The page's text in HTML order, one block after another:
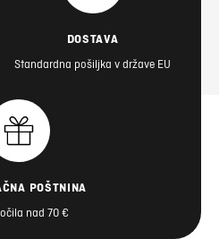
DOSTAVA
Standardna pošiljka v države EU
POŠTNINA
nad 70 €